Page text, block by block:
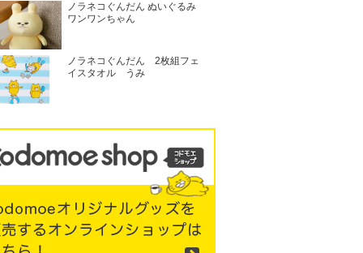
ノラネコぐんだん ぬいぐるみ
ワンワンちゃん
ノラネコぐんだん 2枚組フェ
イスタオル うみ